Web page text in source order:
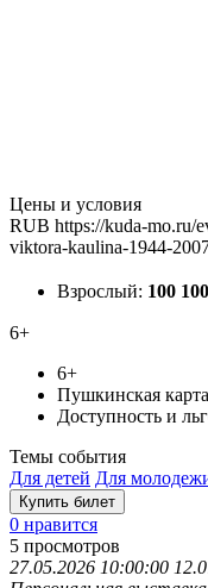
Цены и условия
RUB https://kuda-mo.ru/
viktora-kaulina-1944-
Взрослый: 100 100
6+
6+
Пушкинская карта
Доступность и
Темы события
Для детей Для
Купить билет
0 нравится
5 просмотров
27.05.2026 10:00:00